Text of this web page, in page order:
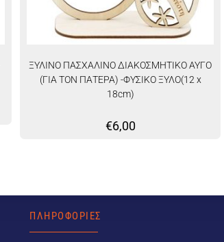
ΞΥΛΙΝΟ ΠΑΣΧΑΛΙΝΟ ΔΙΑΚΟΣΜΗΤΙΚΟ ΑΥΓΟ
(ΓΙΑ ΤΟΝ ΠΑΤΕΡΑ) -ΦΥΣΙΚΟ ΞΥΛΟ(12 x
18cm)
€6,00
ΠΛΗΡΟΦΟΡΙΕΣ